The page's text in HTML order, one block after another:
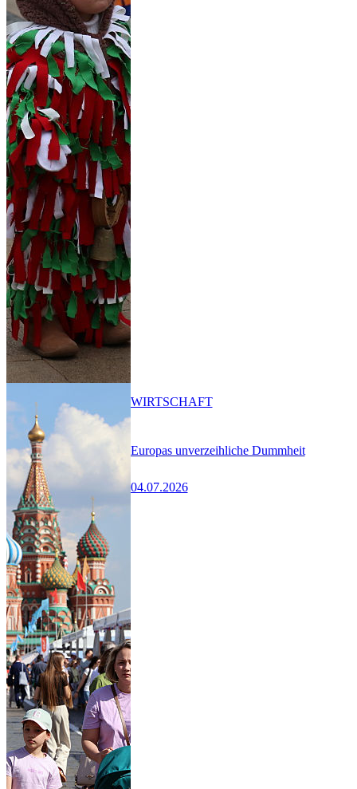
Europas unverzeihliche Dummheit
04.07.2026
WIRTSCHAFT